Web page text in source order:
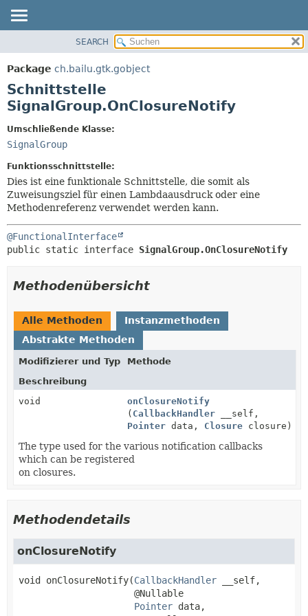
PACKAGE
KLASSE
BAUM
INDEX
KONSTRUKTOR
METHODE
SEARCH
Package ch.bailu.gtk.gobject
Schnittstelle
SignalGroup.OnClosureNotify
Umschließende Klasse:
SignalGroup
Funktionsschnittstelle:
Dies ist eine funktionale Schnittstelle, die somit als
Zuweisungsziel für einen Lambdaausdruck oder eine
Methodenreferenz verwendet werden kann.
@FunctionalInterface
public static interface SignalGroup.OnClosureNotify
Methodenübersicht
Alle Methoden
Instanzmethoden
Abstrakte Methoden
Modifizierer und Typ
Methode
Beschreibung
void
onClosureNotify
( CallbackHandler __self,
Pointer data, Closure closure)
The type used for the various notification callbacks
which can be registered
on closures.
Methodendetails
onClosureNotify
void onClosureNotify(CallbackHandler __self,
@Nullable
Pointer data,